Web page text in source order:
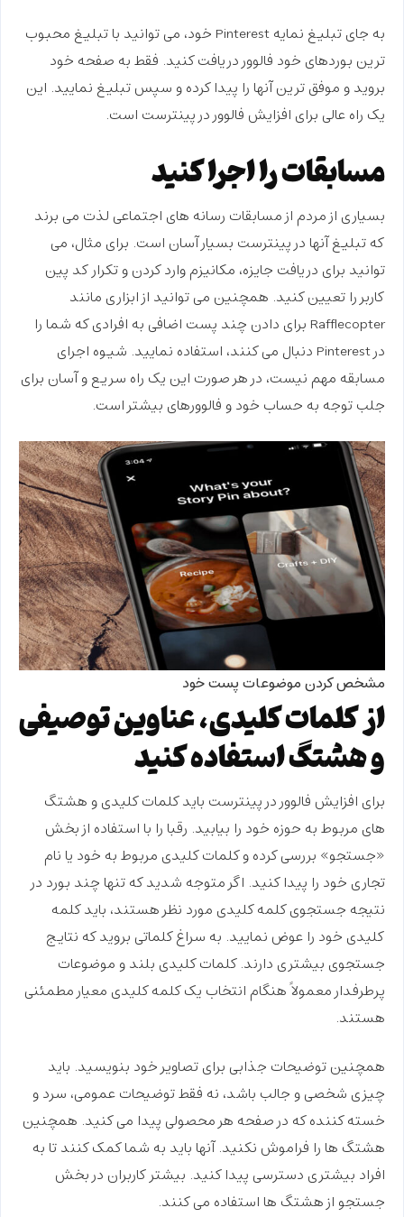
به جای تبلیغ نمایه Pinterest خود، می توانید با تبلیغ محبوب
ترین بوردهای خود فالوور دریافت کنید. فقط به صفحه خود
بروید و موفق ترین آنها را پیدا کرده و سپس تبلیغ نمایید. این
یک راه عالی برای افزایش فالوور در پینترست است.
مسابقات را اجرا کنید
بسیاری از مردم از مسابقات رسانه های اجتماعی لذت می برند
که تبلیغ آنها در پینترست بسیار آسان است. برای مثال، می
توانید برای دریافت جایزه، مکانیزم وارد کردن و تکرار کد پین
کاربر را تعیین کنید. همچنین می توانید از ابزاری مانند
Rafflecopter برای دادن چند پست اضافی به افرادی که شما را
در Pinterest دنبال می کنند، استفاده نمایید. شیوه اجرای
مسابقه مهم نیست، در هر صورت این یک راه سریع و آسان برای
جلب توجه به حساب خود و فالوورهای بیشتر است.
مشخص کردن موضوعات پست خود
از کلمات کلیدی، عناوین توصیفی
و هشتگ استفاده کنید
برای افزایش فالوور در پینترست باید کلمات کلیدی و هشتگ
های مربوط به حوزه خود را بیابید. رقبا را با استفاده از بخش
«جستجو» بررسی کرده و کلمات کلیدی مربوط به خود یا نام
تجاری خود را پیدا کنید. اگر متوجه شدید که تنها چند بورد در
نتیجه جستجوی کلمه کلیدی مورد نظر هستند، باید کلمه
کلیدی خود را عوض نمایید. به سراغ کلماتی بروید که نتایج
جستجوی بیشتری دارند. کلمات کلیدی بلند و موضوعات
پرطرفدار معمولاً هنگام انتخاب یک کلمه کلیدی معیار مطمئنی
هستند.
همچنین توضیحات جذابی برای تصاویر خود بنویسید. باید
چیزی شخصی و جالب باشد، نه فقط توضیحات عمومی، سرد و
خسته کننده که در صفحه هر محصولی پیدا می کنید. همچنین
هشتگ ها را فراموش نکنید. آنها باید به شما کمک کنند تا به
افراد بیشتری دسترسی پیدا کنید. بیشتر کاربران در بخش
جستجو از هشتگ ها استفاده می کنند.